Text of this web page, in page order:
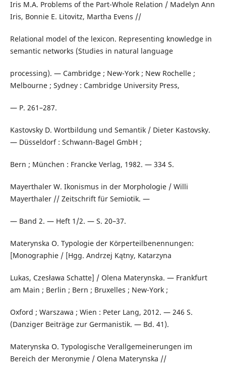
Iris M.A. Problems of the Part-Whole Relation / Madelyn Ann
Iris, Bonnie E. Litovitz, Martha Evens //
Relational model of the lexicon. Representing knowledge in
semantic networks (Studies in natural language
processing). — Cambridge ; New-York ; New Rochelle ;
Melbourne ; Sydney : Cambridge University Press,
— P. 261–287.
Kastovsky D. Wortbildung und Semantik / Dieter Kastovsky.
— Düsseldorf : Schwann-Bagel GmbH ;
Bern ; München : Francke Verlag, 1982. — 334 S.
Mayerthaler W. Ikonismus in der Morphologie / Willi
Mayerthaler // Zeitschrift für Semiotik. —
— Band 2. — Heft 1/2. — S. 20–37.
Materynska O. Typologie der Körperteilbenennungen:
[Monographie / [Hgg. Andrzej Kątny, Katarzyna
Lukas, Czesława Schatte] / Olena Materynska. — Frankfurt
am Main ; Berlin ; Bern ; Bruxelles ; New-York ;
Oxford ; Warszawa ; Wien : Peter Lang, 2012. — 246 S.
(Danziger Beiträge zur Germanistik. — Bd. 41).
Materynska O. Typologische Verallgemeinerungen im
Bereich der Meronymie / Olena Materynska //